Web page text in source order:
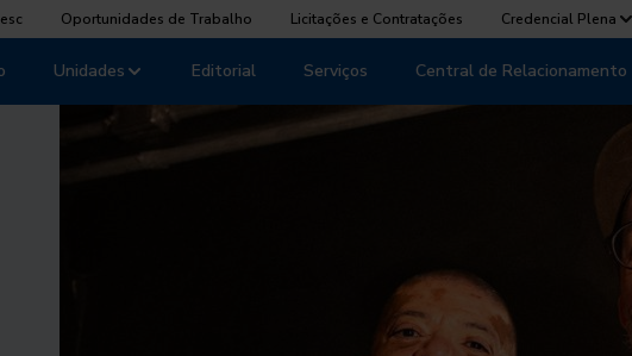
Oportunidades de Trabalho Licitações e Contratações Credencial Plena
Unidades Editorial Serviços Central de Relacionamento